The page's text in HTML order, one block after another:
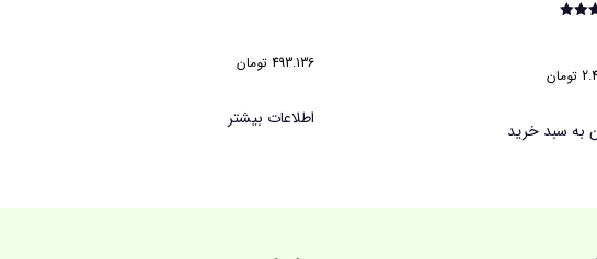
تومان
به سبد خرید
493.136 تومان
اطلاعات بیشتر